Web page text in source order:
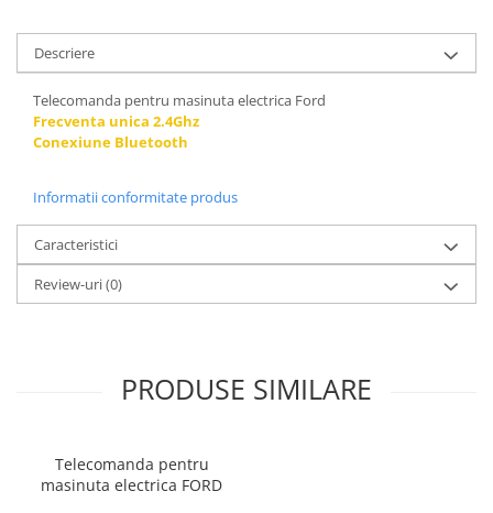
Descriere
Telecomanda pentru masinuta electrica Ford
Frecventa unica 2.4Ghz
Conexiune Bluetooth
Informatii conformitate produs
Caracteristici
Review-uri(0)
PRODUSE SIMILARE
Telecomanda pentru
masinuta electrica FORD